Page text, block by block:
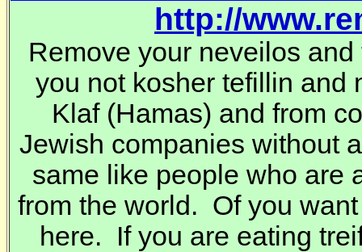
http://
Remove your neveilos
you not kosher tefillin and
Klaf (Hamas) and from
Jewish companies without
same like people who are
from the world. Of you
here. If you are eating